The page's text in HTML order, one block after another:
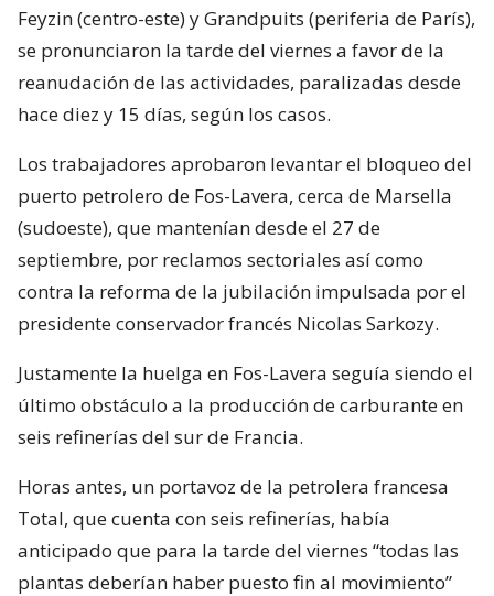
Feyzin (centro-este) y Grandpuits (periferia de París),
se pronunciaron la tarde del viernes a favor de la
reanudación de las actividades, paralizadas desde
hace diez y 15 días, según los casos.
Los trabajadores aprobaron levantar el bloqueo del
puerto petrolero de Fos-Lavera, cerca de Marsella
(sudoeste), que mantenían desde el 27 de
septiembre, por reclamos sectoriales así como
contra la reforma de la jubilación impulsada por el
presidente conservador francés Nicolas Sarkozy.
Justamente la huelga en Fos-Lavera seguía siendo el
último obstáculo a la producción de carburante en
seis refinerías del sur de Francia.
Horas antes, un portavoz de la petrolera francesa
Total, que cuenta con seis refinerías, había
anticipado que para la tarde del viernes “todas las
plantas deberían haber puesto fin al movimiento”